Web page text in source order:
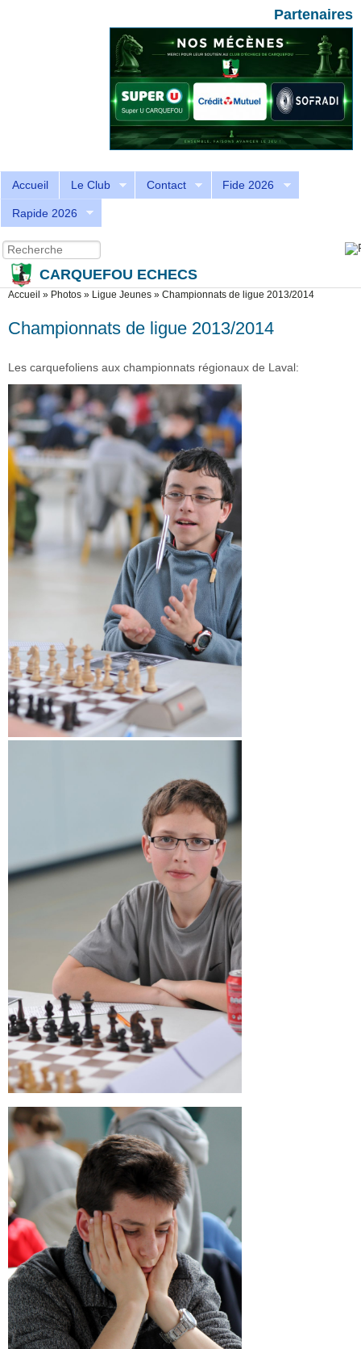
Partenaires
Accueil Le Club Contact Fide 2026
Rapide 2026
Formulaire de recherche
Recherche
CARQUEFOU ECHECS
Vous êtes ici
Accueil » Photos » Ligue Jeunes » Championnats de ligue 2013/2014
Championnats de ligue 2013/2014
Les carquefoliens aux championnats régionaux de Laval: